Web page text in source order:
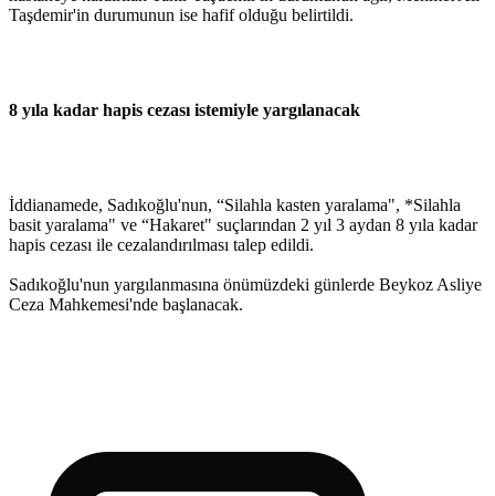
Taşdemir'in durumunun ise hafif olduğu belirtildi.
8 yıla kadar hapis cezası istemiyle yargılanacak
İddianamede, Sadıkoğlu'nun, “Silahla kasten yaralama", *Silahla
basit yaralama" ve “Hakaret" suçlarından 2 yıl 3 aydan 8 yıla kadar
hapis cezası ile cezalandırılması talep edildi.
Sadıkoğlu'nun yargılanmasına önümüzdeki günlerde Beykoz Asliye
Ceza Mahkemesi'nde başlanacak.